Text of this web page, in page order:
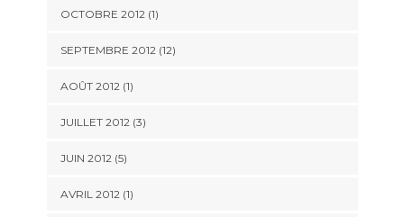
OCTOBRE 2012 (1)
SEPTEMBRE 2012 (12)
AOÛT 2012 (1)
JUILLET 2012 (3)
JUIN 2012 (5)
AVRIL 2012 (1)